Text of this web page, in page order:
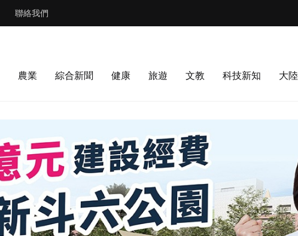
聯絡我們
農業 綜合新聞 健康 旅遊 文教 科技新知 大陸